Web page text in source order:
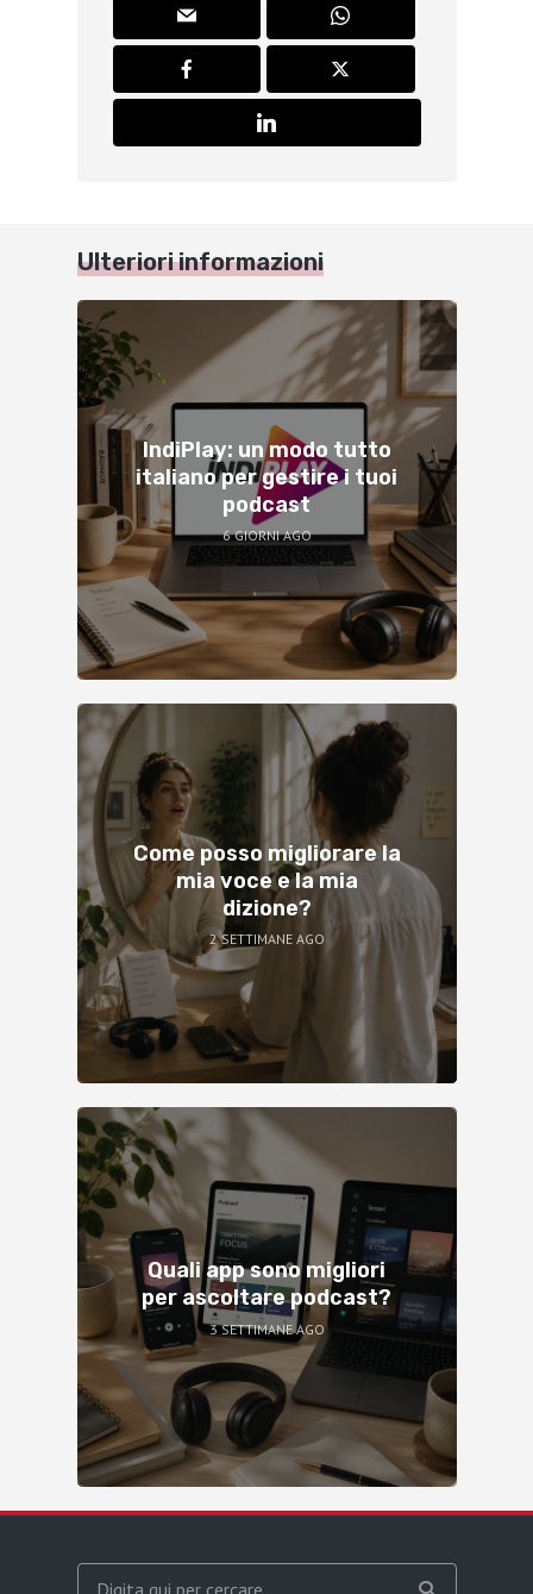
Ulteriori informazioni
IndiPlay: un modo tutto
italiano per gestire i tuoi
podcast
6 GIORNI AGO
Come posso migliorare la
mia voce e la mia
dizione?
2 SETTIMANE AGO
Quali app sono migliori
per ascoltare podcast?
3 SETTIMANE AGO